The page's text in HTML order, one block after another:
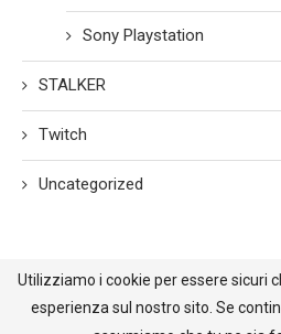
Sony Playstation
STALKER
Twitch
Uncategorized
@2021 - All Right Reserved. Designed
Utilizziamo i cookie per essere sicuri
esperienza sul nostro sito. Se